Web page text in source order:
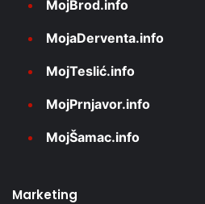
MojBrod.info
MojaDerventa.info
MojTeslić.info
MojPrnjavor.info
MojŠamac.info
Marketing